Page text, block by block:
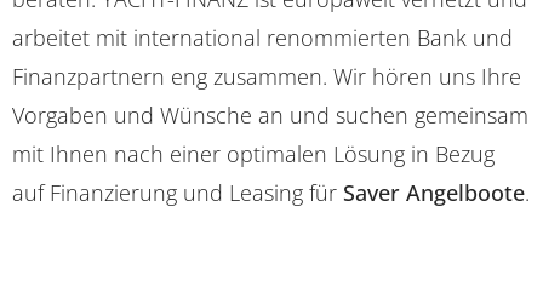
arbeitet mit international renommierten Bank und
Finanzpartnern eng zusammen. Wir hören uns Ihre
Vorgaben und Wünsche an und suchen gemeinsam
mit Ihnen nach einer optimalen Lösung in Bezug
auf Finanzierung und Leasing für Saver Angelboote.